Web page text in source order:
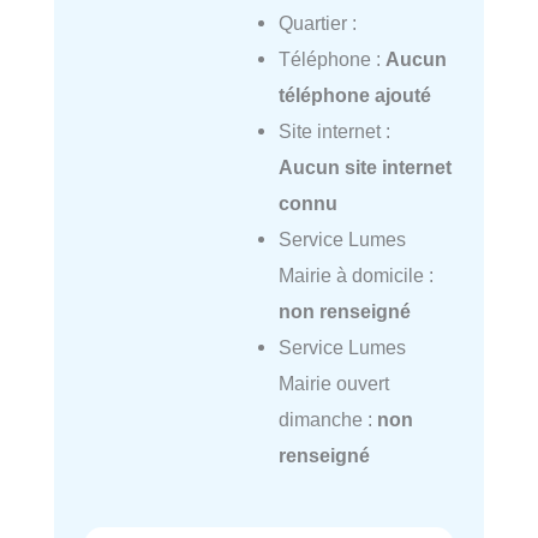
Quartier :
Téléphone : Aucun
téléphone ajouté
Site internet :
Aucun site internet
connu
Service Lumes
Mairie à domicile :
non renseigné
Service Lumes
Mairie ouvert
dimanche : non
renseigné